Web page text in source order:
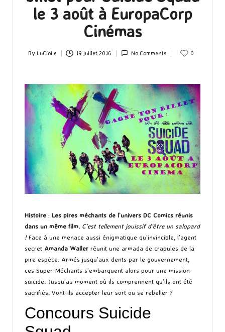
le 3 août à EuropaCorp
Cinémas
Posted
By LuCioLe 19 juillet 2016 No Comments 0
Histoire : Les pires méchants de l’univers DC Comics réunis
dans un même film. C’est tellement jouissif d’être un salopard
!Face à une menace aussi énigmatique qu’invincible, l’agent
secret Amanda Waller réunit une armada de crapules de la
pire espèce. Armés jusqu’aux dents par le gouvernement,
ces Super-Méchants s’embarquent alors pour une mission-
suicide. Jusqu’au moment où ils comprennent qu’ils ont été
sacrifiés. Vont-ils accepter leur sort ou se rebeller ?